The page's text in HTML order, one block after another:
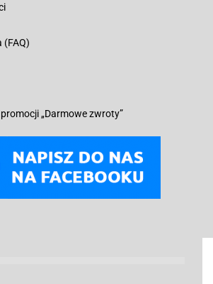
(FAQ)
„Darmowe zwroty”